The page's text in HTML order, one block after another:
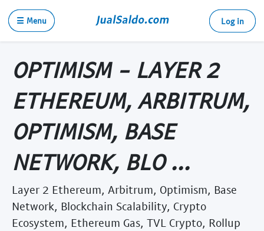
☰ Menu Log in
OPTIMISM - LAYER 2
ETHEREUM, ARBITRUM,
OPTIMISM, BASE
NETWORK, BLO ...
Layer 2 Ethereum, Arbitrum, Optimism, Base
Network, Blockchain Scalability, Crypto
Ecosystem, Ethereum Gas, TVL Crypto, Rollup